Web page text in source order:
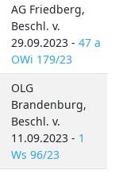
AG Friedberg,
Beschl. v.
29.09.2023 - 47 a
OWi 179/23
OLG
Brandenburg,
Beschl. v.
11.09.2023 - 1
Ws 96/23